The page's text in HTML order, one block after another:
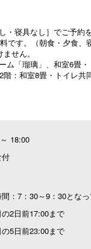
・寝具なし］でご予
です。（朝食・夕食
せん。
ム「瑠璃」、和室6畳
：和室8畳・トイレ共
18:00
：7：30～9：30とな
2日前17:00まで
5日前23:00まで